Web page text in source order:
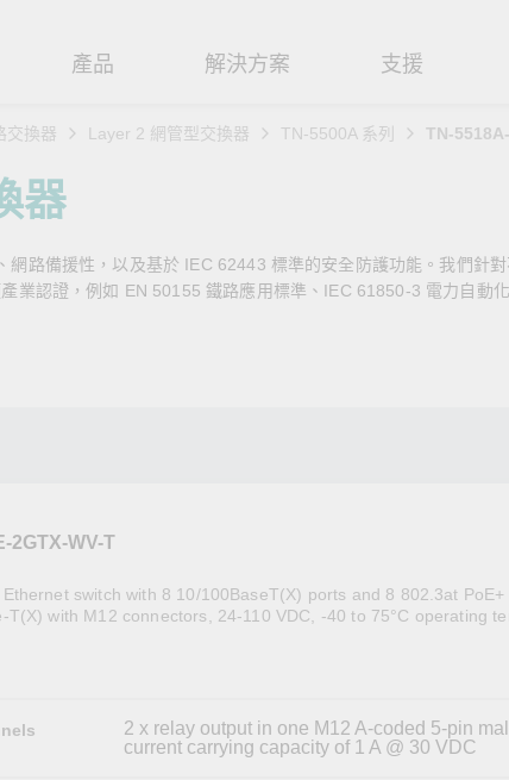
產品
業網路基礎設施
路由器
AP/橋接器/用戶端
安全設備
串列轉接器
解決方案
業聚焦
運輸
能源
時效性網路 (TSN)
強化 OT 網
閱讀更多網路
專家對工業網
支援
品支援
FAQs
公告
保固政策
買方式
於我們
與創新
經驗與成功
與活動
創造永續價值
交換器 Layer 2 網管型交換器 TN-5500A 系列 TN-
器
路備援性，以及基於 IEC 62443 標準的安全防護功能。我們針對
業認證，例如 EN 50155 鐵路應用標準、IEC 61850-3 電力自動
2GTX-WV-T
switch with 8 10/100BaseT(X) ports and 8 802.3at
T(X) with M12 connectors, 24-110 VDC, -40 to 75°C operating
2 x relay output in one M12 A-coded 5-pin
current carrying capacity of 1 A @ 30 VDC